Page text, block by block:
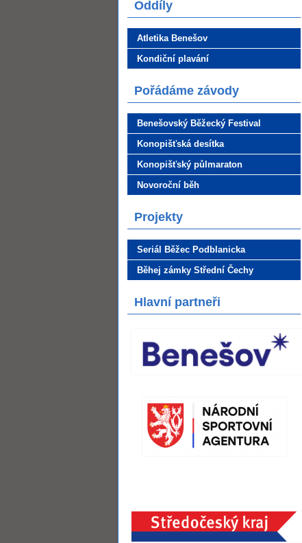
Oddíly
Atletika Benešov
Kondiční plavání
Pořádáme závody
Benešovský Běžecký Festival
Konopišťská desítka
Konopišťský půlmaraton
Novoroční běh
Projekty
Seriál Běžec Podblanicka
Běhej zámky Střední Čechy
Hlavní partneři